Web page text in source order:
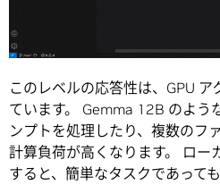
このレベルの応答性は、GPU
ています。 Gemma 12B のよう
ンプトを処理したり、複数のフ
計算負荷が高くなります。 ロー
すると、簡単なタスクであって